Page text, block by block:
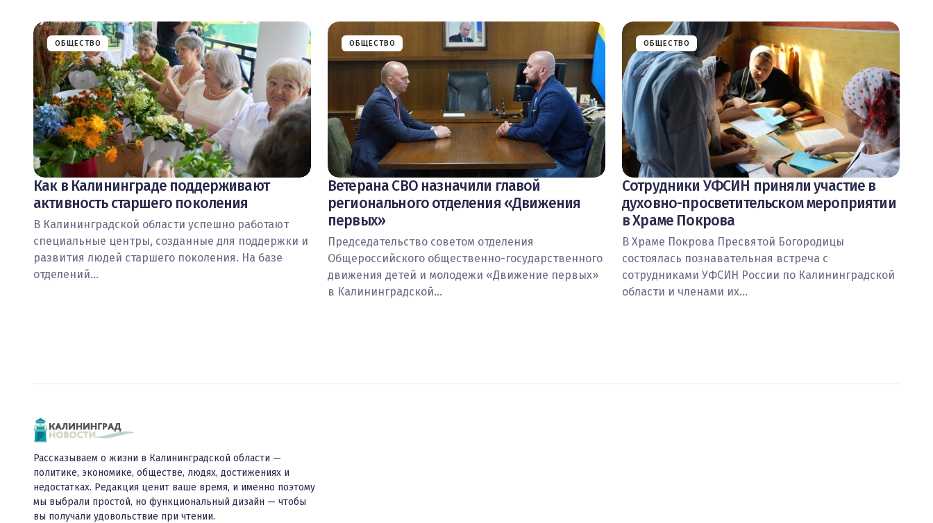
ОБЩЕСТВО
Как в Калининграде поддерживают
активность старшего поколения
В Калининградской области успешно работают
специальные центры, созданные для поддержки и
развития людей старшего поколения. На базе
отделений…
ОБЩЕСТВО
Ветерана СВО назначили главой
регионального отделения «Движения
первых»
Председательство советом отделения
Общероссийского общественно-государственного
движения детей и молодежи «Движение первых»
в Калининградской…
ОБЩЕСТВО
Сотрудники УФСИН приняли участие в
духовно-просветительском мероприятии
в Храме Покрова
В Храме Покрова Пресвятой Богородицы
состоялась познавательная встреча с
сотрудниками УФСИН России по Калининградской
области и членами их…
Рассказываем о жизни в Калининградской области —
политике, экономике, обществе, людях, достижениях и
недостатках. Редакция ценит ваше время, и именно поэтому
мы выбрали простой, но функциональный дизайн — чтобы
вы получали удовольствие при чтении.